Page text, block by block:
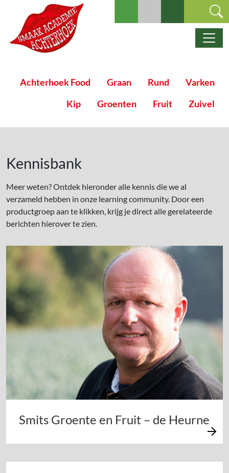
Ga naar de inhoud
Hoofdnavigatie
Achterhoek Food Graan Rund
Varken
Kip
Groenten Fruit Zuivel
Kennisbank
Meer weten? Ontdek hieronder alle kennis die we al
verzameld hebben in onze learning community. Door een
productgroep aan te klikken, krijg je direct alle gerelateerde
berichten hierover te zien.
Smits Groente en Fruit – de Heurne